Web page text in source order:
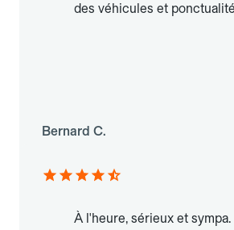
des véhicules et
Bernard C.
À l'heure, sérieux et sympa.